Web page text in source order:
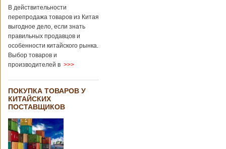
В действительности
перепродажа товаров из Китая
выгодное дело, если знать
правильных продавцов и
особенности китайского рынка.
Выбор товаров и
производителей в >>>
ПОКУПКА ТОВАРОВ У
КИТАЙСКИХ
ПОСТАВЩИКОВ